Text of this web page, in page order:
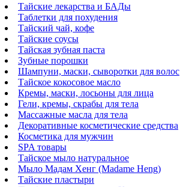
Тайские лекарства и БАДы
Таблетки для похудения
Тайский чай, кофе
Тайские соусы
Тайская зубная паста
Зубные порошки
Шампуни, маски, сыворотки для волос
Тайское кокосовое масло
Кремы, маски, лосьоны для лица
Гели, кремы, скрабы для тела
Массажные масла для тела
Декоративные косметические средства
Косметика для мужчин
SPA товары
Тайское мыло натуральное
Мыло Мадам Хенг (Madame Heng)
Тайские пластыри